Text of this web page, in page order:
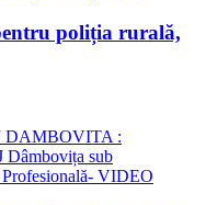
poliția rurală,